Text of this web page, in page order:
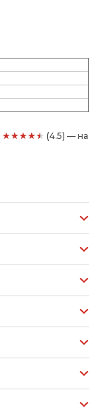
★★★★★ (4.5) — на